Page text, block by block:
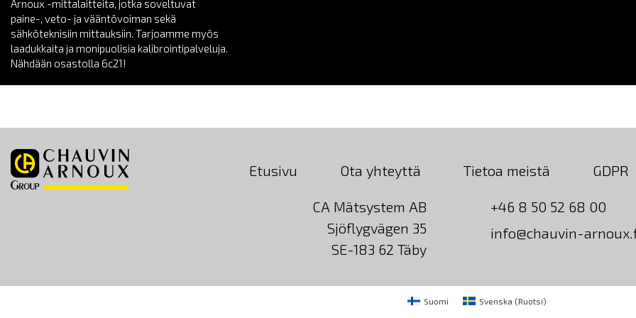
Arnoux -mittalaitteita, jotka soveltuvat
paine-, veto- ja vääntövoiman sekä
sähköteknisiin mittauksiin. Tarjoamme myös
laadukkaita ja monipuolisia kalibrointipalveluja.
Nähdään osastolla 6c21!
Etusivu Ota yhteyttä Tietoa meistä GDPR
CA Mätsystem AB
Sjöflygvägen 35
SE-183 62 Täby
+46 8 50 52 68 00
info@chauvin-
Suomi Svenska (Ruotsi)